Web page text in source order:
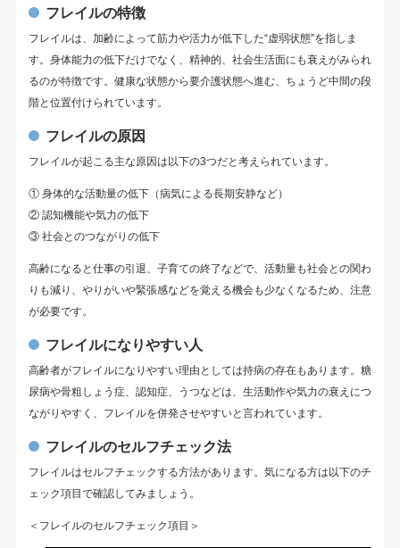
フレイルの特徴
フレイルは、加齢によって筋力や活力が低下した“虚弱状態”を指しま
す。身体能力の低下だけでなく、精神的、社会生活面にも衰えがみられ
るのが特徴です。健康な状態から要介護状態へ進む、ちょうど中間の段
階と位置付けられています。
フレイルの原因
フレイルが起こる主な原因は以下の3つだと考えられています。
① 身体的な活動量の低下（病気による長期安静など）
② 認知機能や気力の低下
③ 社会とのつながりの低下
高齢になると仕事の引退、子育ての終了などで、活動量も社会との関わ
りも減り、やりがいや緊張感などを覚える機会も少なくなるため、注意
が必要です。
フレイルになりやすい人
高齢者がフレイルになりやすい理由としては持病の存在もあります。糖
尿病や骨粗しょう症、認知症、うつなどは、生活動作や気力の衰えにつ
ながりやすく、フレイルを併発させやすいと言われています。
フレイルのセルフチェック法
フレイルはセルフチェックする方法があります。気になる方は以下のチ
ェック項目で確認してみましょう。
＜フレイルのセルフチェック項目＞